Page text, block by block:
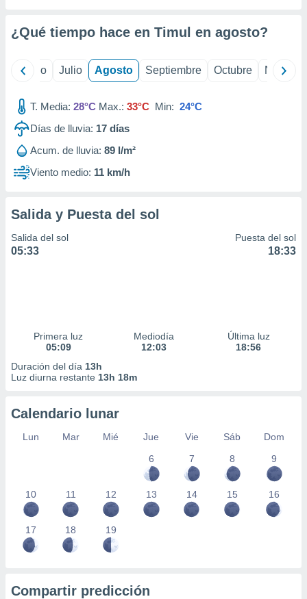
publicidad
de
¿Qué tiempo hace en Timul en agosto?
Junio Julio Agosto Septiembre Octubre
T. Media: 28°C Max.: 33°C Min: 24°C
Días de lluvia: 17 días
Acum. de lluvia: 89 l/m²
Viento medio: 11 km/h
Salida y Puesta del sol
Salida del sol
05:33
Puesta del sol
18:33
Primera luz
05:09
Mediodía
12:03
Última luz
18:56
Duración del día 13h
Luz diurna restante 13h 18m
Calendario lunar
Lun Mar Mié Jue Vie Sáb
Dom
6
7 8 9
10 11 12 13 14 15 16
17 18 19
Compartir predicción